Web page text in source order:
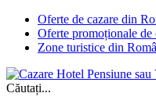
Oferte de cazare din
Oferte promoționale de
Zone turistice din
Căutați...